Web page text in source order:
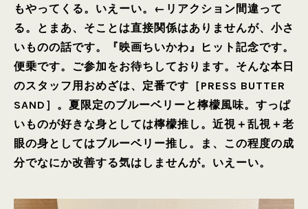
もやってくる。いえーい。←リアクション間違って
る。とまあ、そことは直接関係はありませんが、小さ
いものの話です。『映画ちいかわ』ヒット記念です。
便乗です。ご参加をお待ちしております。そんな本日
のスタッフ用おめざは、定番です［PRESS BUTTER
SAND］。夏限定のブルーベリーと檸檬風味。すっぱ
いものが好きな身としては檸檬推し。近視＋乱視＋老
眼の身としてはブルーベリー推し。ま、この程度の成
分でなにか改善する気はしませんが。いえーい。